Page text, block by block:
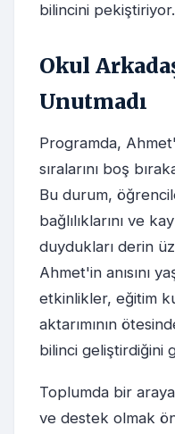
bilincini pekiştiriyor.
Okul
Unutmadı
Programda,
sıralarını boş
Bu durum,
bağlılıklarını ve
duydukları derin
Ahmet'in anısını
etkinlikler, eğitim
aktarımının
bilinci geliştirdiğini
Toplumda bir
ve destek olmak